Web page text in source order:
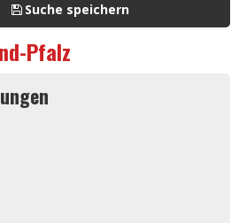
Suche speichern
Pfalz